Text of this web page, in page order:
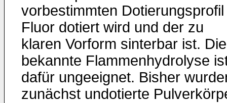
vorbestimmten
Fluor dotiert wird und der zu
klaren Vorform sinterbar ist. Die
bekannte Flammenhydrolyse
dafür ungeeignet. Bisher
zunächst undotierte